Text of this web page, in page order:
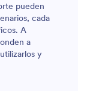
pueden
cada
A
a
y